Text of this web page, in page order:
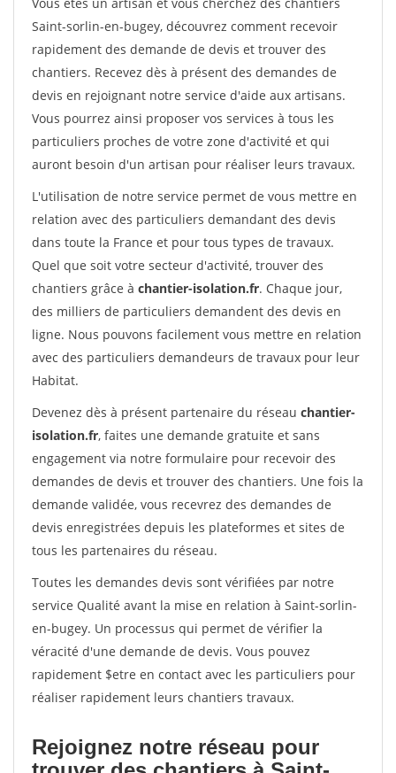
Saint-sorlin-en-bugey, découvrez comment recevoir
rapidement des demande de devis et trouver des
chantiers. Recevez dès à présent des demandes de
devis en rejoignant notre service d'aide aux artisans.
Vous pourrez ainsi proposer vos services à tous les
particuliers proches de votre zone d'activité et qui
auront besoin d'un artisan pour réaliser leurs travaux.
L'utilisation de notre service permet de vous mettre en
relation avec des particuliers demandant des devis
dans toute la France et pour tous types de travaux.
Quel que soit votre secteur d'activité, trouver des
chantiers grâce à chantier-isolation.fr. Chaque jour,
des milliers de particuliers demandent des devis en
ligne. Nous pouvons facilement vous mettre en relation
avec des particuliers demandeurs de travaux pour leur
Habitat.
Devenez dès à présent partenaire du réseau chantier-
isolation.fr, faites une demande gratuite et sans
engagement via notre formulaire pour recevoir des
demandes de devis et trouver des chantiers. Une fois la
demande validée, vous recevrez des demandes de
devis enregistrées depuis les plateformes et sites de
tous les partenaires du réseau.
Toutes les demandes devis sont vérifiées par notre
service Qualité avant la mise en relation à Saint-sorlin-
en-bugey. Un processus qui permet de vérifier la
véracité d'une demande de devis. Vous pouvez
rapidement $etre en contact avec les particuliers pour
réaliser rapidement leurs chantiers travaux.
Rejoignez notre réseau pour